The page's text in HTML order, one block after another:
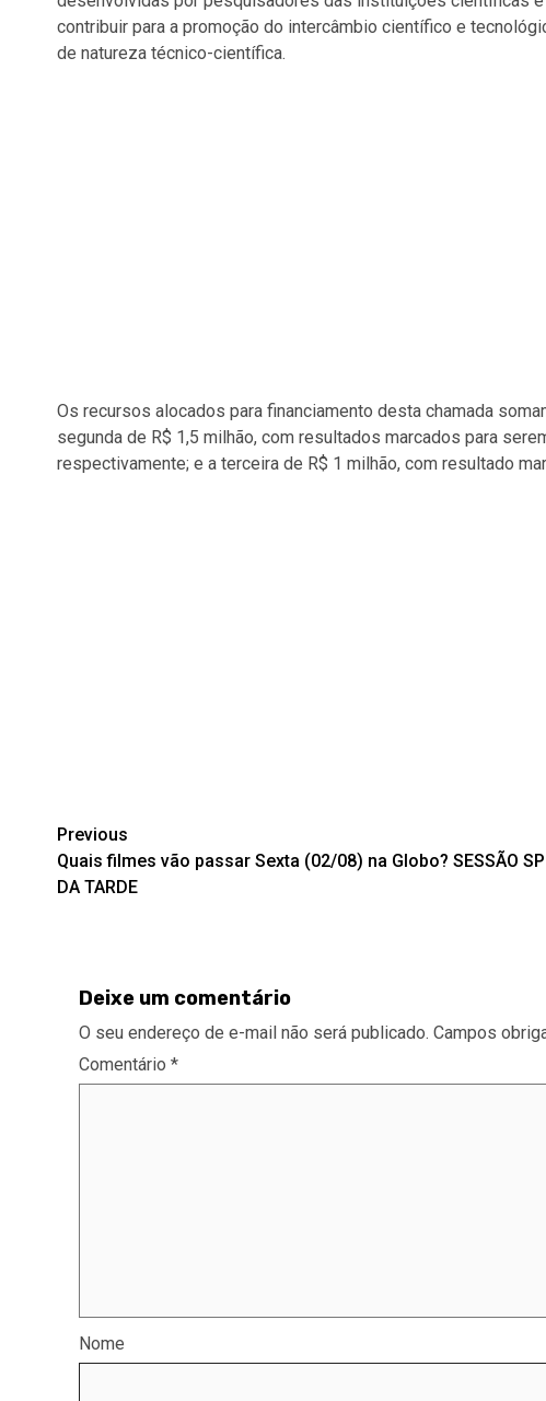
contribuir para a promoção do intercâmbio científico e
de natureza técnico-científica.
Os recursos alocados para financiamento desta chamada
segunda de R$ 1,5 milhão, com resultados marcados para
respectivamente; e a terceira de R$ 1 milhão, com resultado
Post
navigation
Previous
Quais filmes vão passar Sexta (02/08) na Globo? SESSÃO
DA TARDE
Deixe um comentário
O seu endereço de e-mail não será publicado. Campos
Comentário *
Nome